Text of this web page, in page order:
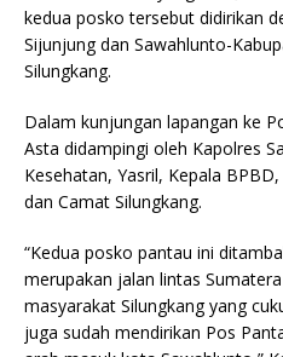
kedua posko tersebut didirikan
Sijunjung dan Sawahlunto-
Silungkang.
Dalam kunjungan lapangan ke
Asta didampingi oleh Kapolres
Kesehatan, Yasril, Kepala
dan Camat Silungkang.
“Kedua posko pantau ini
merupakan jalan lintas
masyarakat Silungkang yang
juga sudah mendirikan Pos